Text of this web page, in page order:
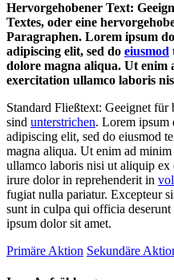
Hervorgehobener Text:
Textes, oder eine
Paragraphen. Lorem ipsum
adipiscing elit, sed do eiusmod
dolore magna aliqua. Ut enim
exercitation ullamco laboris
Standard Fließtext: Geeignet für
sind unterstrichen. Lorem ipsum
adipiscing elit, sed do eiusmod
magna aliqua. Ut enim ad
ullamco laboris nisi ut aliquip ex
irure dolor in reprehenderit in
fugiat nulla pariatur. Excepteur
sunt in culpa qui officia
ipsum dolor sit amet.
Primäre Aktion Sekundäre